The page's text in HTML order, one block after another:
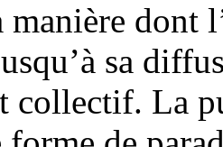
manière dont
sa
collectif. La